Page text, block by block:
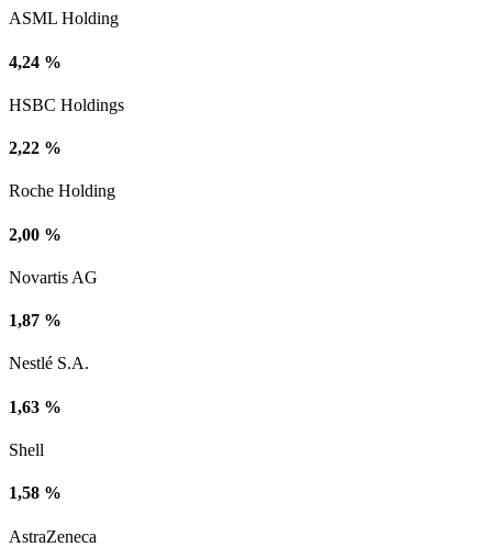
ASML Holding
4,24 %
HSBC Holdings
2,22 %
Roche Holding
2,00 %
Novartis AG
1,87 %
Nestlé S.A.
1,63 %
Shell
1,58 %
AstraZeneca